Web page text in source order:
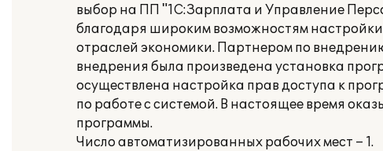
выбор на ПП "1С:Зарплата и Управление
благодаря широким возможностям
отраслей экономики. Партнером по
внедрения была произведена установка
осуществлена настройка прав доступа к
по работе с системой. В настоящее время
программы.
Число автоматизированных рабочих мест – 1.